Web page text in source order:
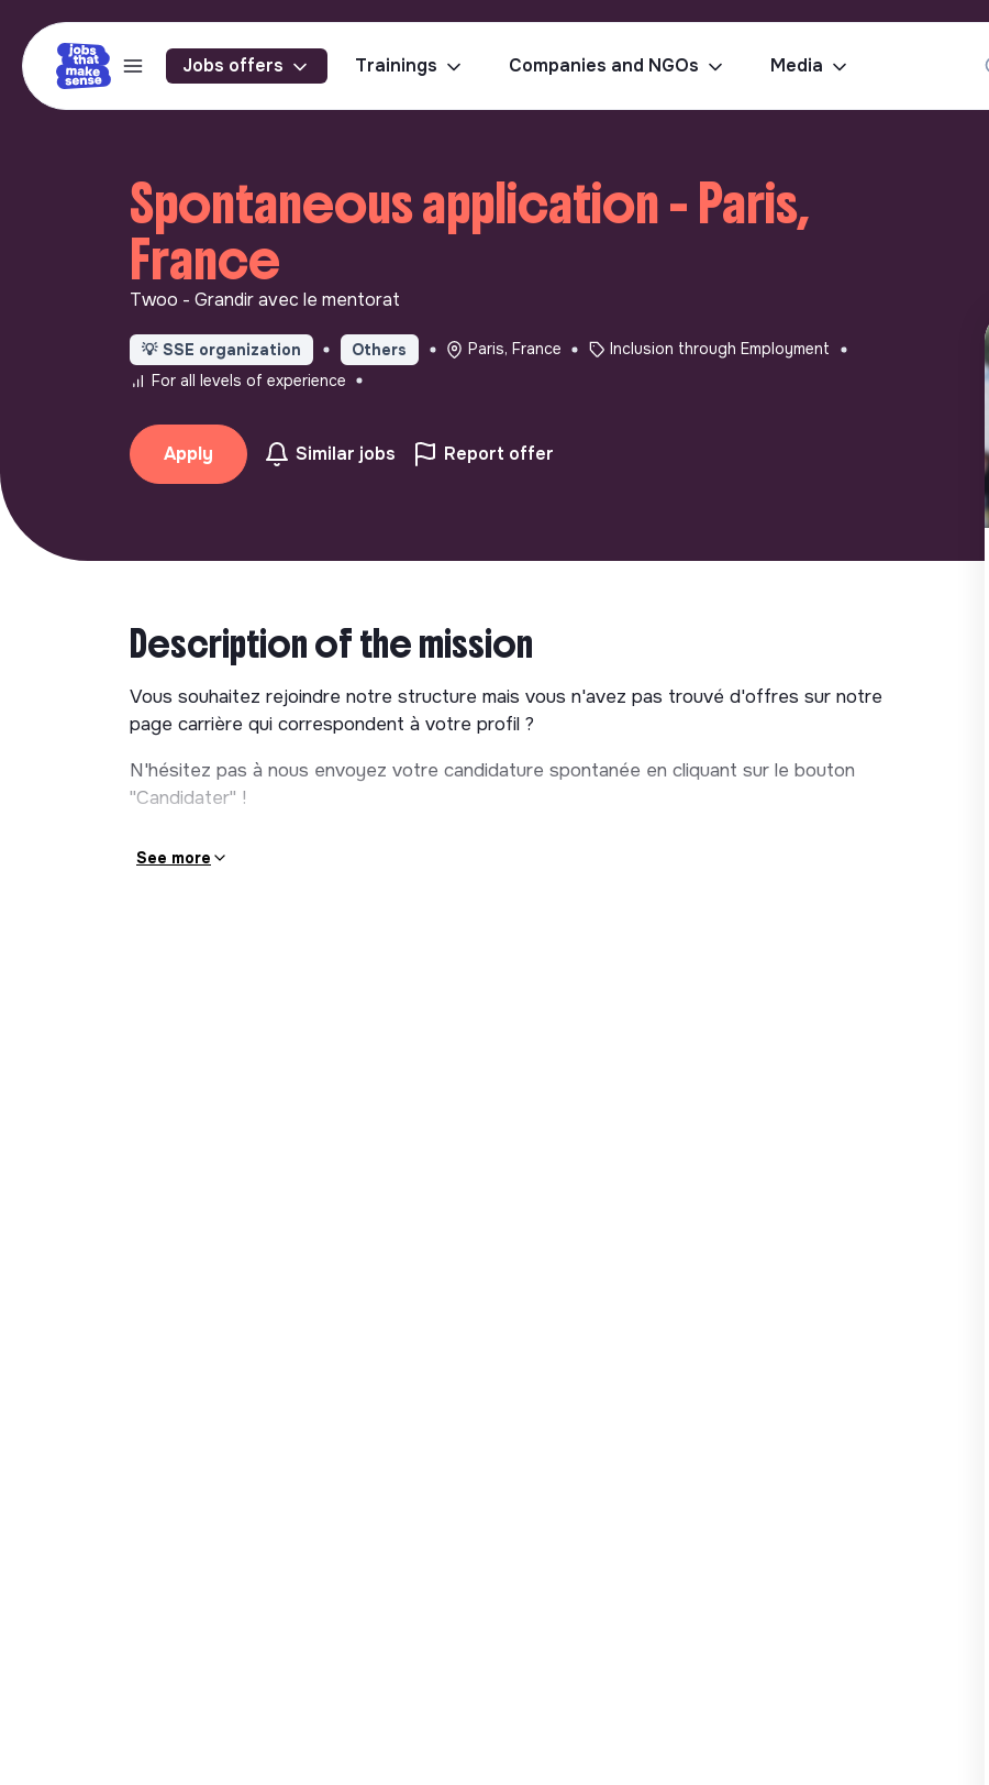
Jobs offers Trainings Companies and NGOs Media
Spontaneous application - Paris,
France
Twoo - Grandir avec le mentorat
💡 SSE organization Others Paris, France
Inclusion through Employment
For all levels of experience
Apply Similar jobs Report offer
Description of the mission
Vous souhaitez rejoindre notre structure mais vous n'avez pas trouvé d'offres sur notre
page carrière qui correspondent à votre profil ?
N'hésitez pas à nous envoyez votre candidature spontanée en cliquant sur le bouton
"Candidater" !
See more